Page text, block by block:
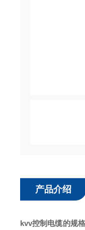
产品介绍
kvv控制电缆的规